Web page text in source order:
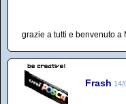
grazie a tutti e benvenuto a
Frash 14/